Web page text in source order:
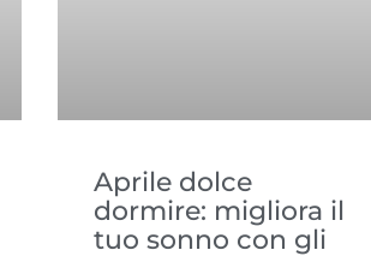
Aprile dolce
dormire: migliora il
tuo sonno con gli